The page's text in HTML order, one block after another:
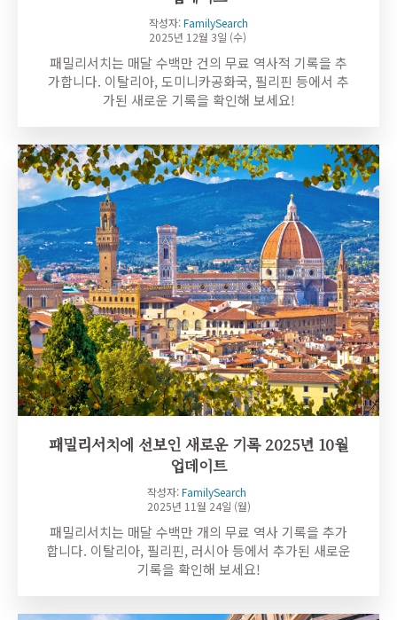
작성자:FamilySearch
2025년 12월 3일 (수)
패밀리서치는 매달 수백만 건의 무료 역사적 기록을 추
가합니다. 이탈리아, 도미니카공화국, 필리핀 등에서 추
가된 새로운 기록을 확인해 보세요!
패밀리서치에 선보인 새로운 기록 2025년 10월
업데이트
작성자:FamilySearch
2025년 11월 24일 (월)
패밀리서치는 매달 수백만 개의 무료 역사 기록을 추가
합니다. 이탈리아, 필리핀, 러시아 등에서 추가된 새로운
기록을 확인해 보세요!